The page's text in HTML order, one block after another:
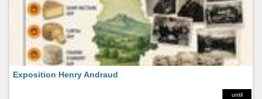
until
Exposition Henry Andraud